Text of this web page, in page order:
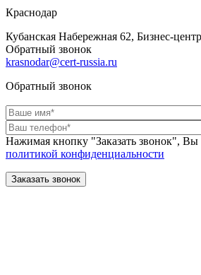
Краснодар
Кубанская Набережная 62, Бизнес-
Обратный звонок
krasnodar@cert-russia.ru
Обратный звонок
Нажимая кнопку "Заказать звонок", Вы
политикой конфиденциальности